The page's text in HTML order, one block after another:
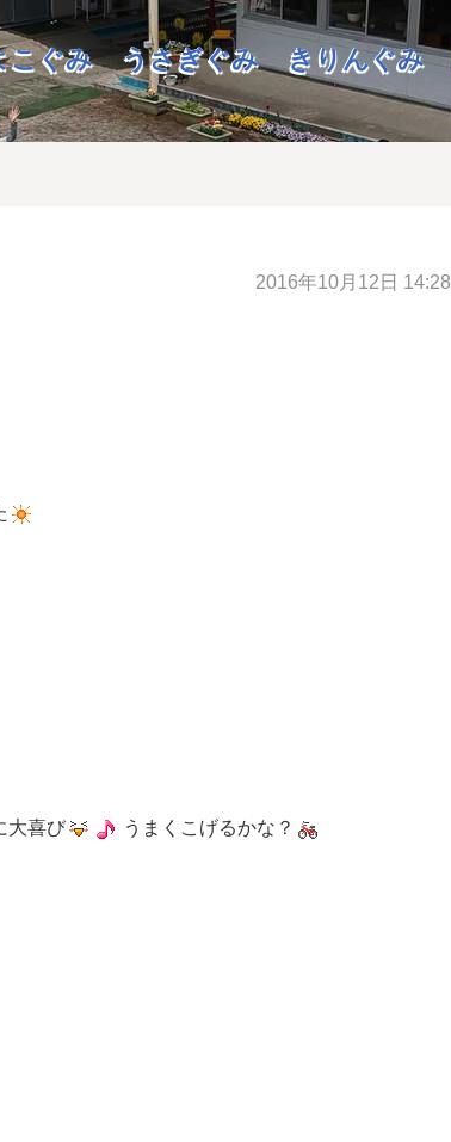
こぐみ うさぎぐみ きりんぐみ
2016年10月12日 14:28
大喜び うまくこげるかな？